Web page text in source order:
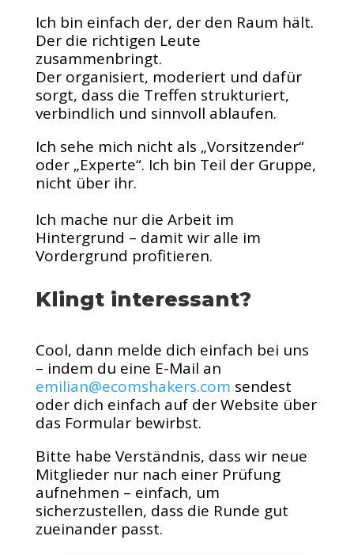
Ich bin einfach der, der den Raum hält.
Der die richtigen Leute
zusammenbringt.
Der organisiert, moderiert und dafür
sorgt, dass die Treffen strukturiert,
verbindlich und sinnvoll ablaufen.
Ich sehe mich nicht als „Vorsitzender“
oder „Experte“. Ich bin Teil der Gruppe,
nicht über ihr.
Ich mache nur die Arbeit im
Hintergrund – damit wir alle im
Vordergrund profitieren.
Klingt interessant?
Cool, dann melde dich einfach bei uns
– indem du eine E-Mail an
emilian@ecomshakers.com sendest
oder dich einfach auf der Website über
das Formular bewirbst.
Bitte habe Verständnis, dass wir neue
Mitglieder nur nach einer Prüfung
aufnehmen – einfach, um
sicherzustellen, dass die Runde gut
zueinander passt.